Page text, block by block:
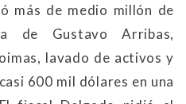
más de medio millón de
de Gustavo Arribas,
lavado de activos y
600 mil dólares en una